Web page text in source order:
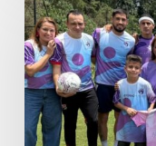
balón
púrpura:
símbolo
de
convivencia
para
el